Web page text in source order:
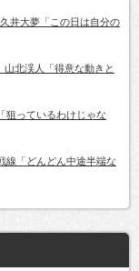
井大夢「この日は自分の
山北渓人「得意な動きと
狙っているわけじゃな
線「どんどん中途半端な